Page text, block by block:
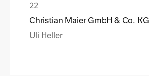
Christian Maier GmbH & Co. KG
Uli Heller